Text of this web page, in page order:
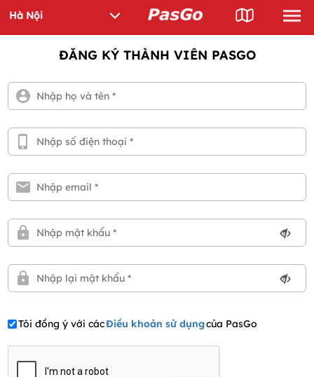
ĐĂNG KÝ THÀNH VIÊN PASGO
Tôi đồng ý với cácĐiều khoản sử dụngcủa PasGo